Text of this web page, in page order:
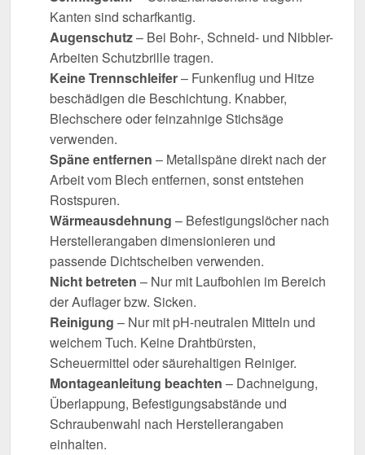
Kanten sind scharfkantig.
Augenschutz– Bei Bohr-, Schneid- und Nibbler-
Arbeiten Schutzbrille tragen.
Keine Trennschleifer– Funkenflug und Hitze
beschädigen die Beschichtung. Knabber,
Blechschere oder feinzahnige Stichsäge
verwenden.
Späne entfernen – Metallspäne direkt nach der
Arbeit vom Blech entfernen, sonst entstehen
Rostspuren.
Wärmeausdehnung – Befestigungslöcher nach
Herstellerangaben dimensionieren und
passende Dichtscheiben verwenden.
Nicht betreten – Nur mit Laufbohlen im Bereich
der Auflager bzw. Sicken.
Reinigung – Nur mit pH-neutralen Mitteln und
weichem Tuch. Keine Drahtbürsten,
Scheuermittel oder säurehaltigen Reiniger.
Montageanleitung beachten – Dachneigung,
Überlappung, Befestigungsabstände und
Schraubenwahl nach Herstellerangaben
einhalten.